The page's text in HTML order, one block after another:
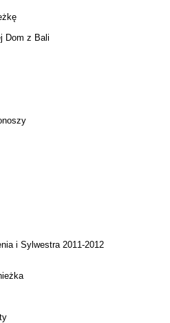
Dom z Bali
i Sylwestra 2011-2012